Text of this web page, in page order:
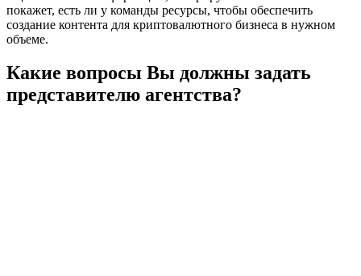
покажет, есть ли у команды ресурсы, чтобы обеспечить
создание контента для криптовалютного бизнеса в нужном
объеме.
Какие вопросы Вы должны задать
представителю агентства?